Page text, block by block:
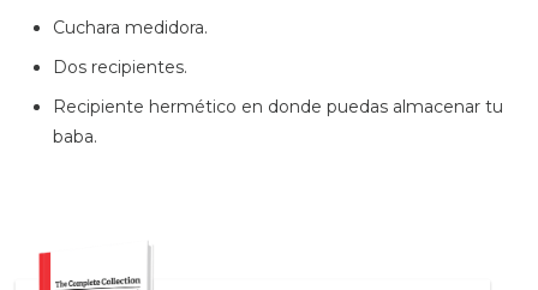
Cuchara medidora.
Dos recipientes.
Recipiente hermético en donde puedas almacenar tu
baba.